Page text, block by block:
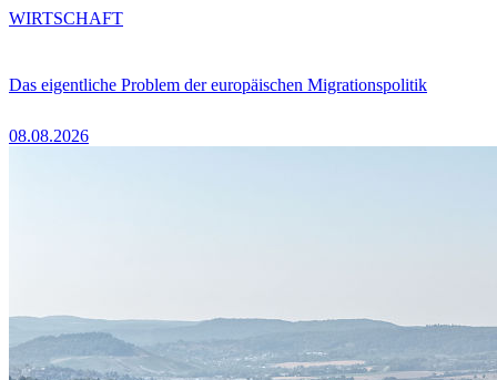
Das eigentliche Problem der europäischen Migrationspolitik
08.08.2026
WIRTSCHAFT